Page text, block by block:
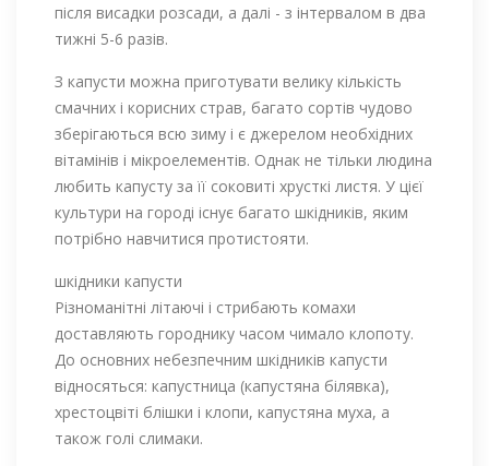
після висадки розсади, а далі - з інтервалом в два
тижні 5-6 разів.
З капусти можна приготувати велику кількість
смачних і корисних страв, багато сортів чудово
зберігаються всю зиму і є джерелом необхідних
вітамінів і мікроелементів. Однак не тільки людина
любить капусту за її соковиті хрусткі листя. У цієї
культури на городі існує багато шкідників, яким
потрібно навчитися протистояти.
шкідники капусти
Різноманітні літаючі і стрибають комахи
доставляють городнику часом чимало клопоту.
До основних небезпечним шкідників капусти
відносяться: капустница (капустяна білявка),
хрестоцвіті блішки і клопи, капустяна муха, а
також голі слимаки.